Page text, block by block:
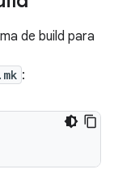
de build para
: